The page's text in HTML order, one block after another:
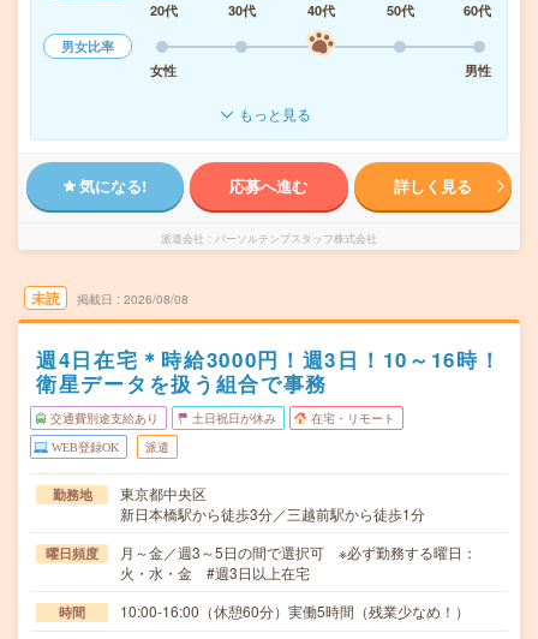
20代
30代 40代 50代
60代
男女比率
女性
男性
もっと見る
気になる! 応募へ進む 詳しく見る
派遣会社 パーソルテンプスタッフ株式会社
未読 掲載日 2026/08/08
週4日在宅＊時給3000円！週3日！10～16時！
衛星データを扱う組合で事務
交通費別途支給あり 土日祝日が休み 在宅・リモート
WEB登録OK 派遣
勤務地
東京都中央区
新日本橋駅から徒歩3分／三越前駅から徒歩1分
曜日頻度
月～金／週3～5日の間で選択可 ※必ず勤務する曜日：
火・水・金 #週3日以上在宅
時間 10:00-16:00（休憩60分）実働5時間（残業少なめ！）